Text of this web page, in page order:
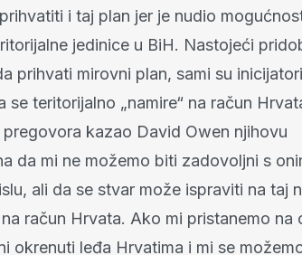
i taj plan jer je nudio
jedinice u BiH. Nastojeći
prihvati mirovni plan, sami su inicijatori
teritorijalno „namire“ na račun
kazao David Owen njihovu
da mi ne možemo biti zadovoljni s
ali da se stvar može ispraviti na taj
račun Hrvata. Ako mi pristanemo na
okrenuti leđa Hrvatima i mi se